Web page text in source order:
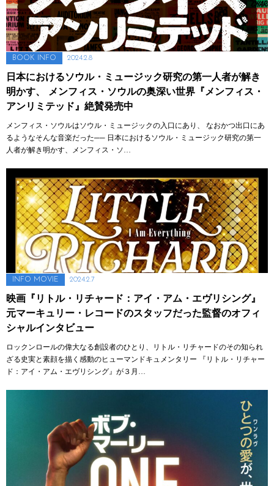
BOOK INFO 2024.2.8
日本におけるソウル・ミュージック研究の第一人者が解き
明かす、 メンフィス・ソウルの奥深い世界『メンフィス・
アンリミテッド』絶賛発売中
メンフィス・ソウルはソウル・ミュージックの入口にあり、 なおかつ出口にあ
るようなそんな音楽だった── 日本におけるソウル・ミュージック研究の第一
人者が解き明かす、メンフィス・ソ…
INFO MOVIE 2024.2.7
映画『リトル・リチャード：アイ・アム・エヴリシング』
元マーキュリー・レコードのスタッフだった監督のオフィ
シャルインタビュー
ロックンロールの偉大なる創設者のひとり、リトル・リチャードのその知られ
ざる史実と素顔を描く感動のヒューマンドキュメンタリー 『リトル・リチャー
ド：アイ・アム・エヴリシング』が３月…